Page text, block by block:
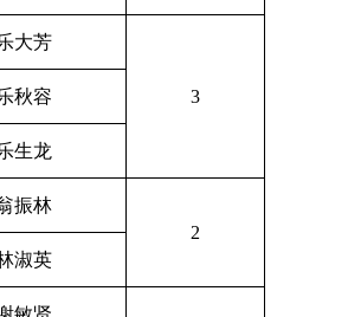
大芳
3
秋容
生龙
振林
2
淑英